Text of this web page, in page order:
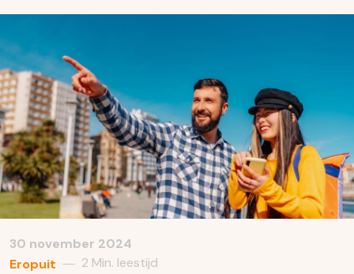
30 november 2024
Eropuit — 2 Min. leestijd